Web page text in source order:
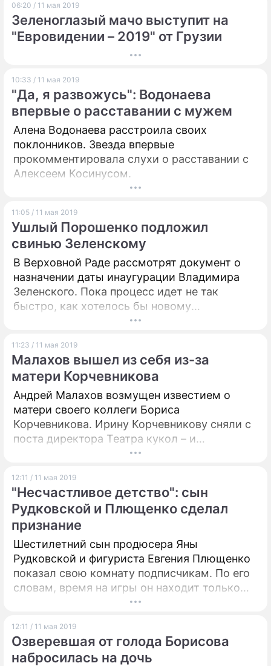
06:20 / 11 мая 2019
Зеленоглазый мачо выступит на
"Евровидении – 2019" от Грузии
10:33 / 11 мая 2019
"Да, я развожусь": Водонаева
впервые о расставании с мужем
Алена Водонаева расстроила своих
поклонников. Звезда впервые
прокомментировала слухи о расставании с
Алексеем Косинусом.
11:05 / 11 мая 2019
Ушлый Порошенко подложил
свинью Зеленскому
В Верховной Раде рассмотрят документ о
назначении даты инаугурации Владимира
Зеленского. Пока процесс идет не так
быстро, как хотелось бы новому
11:23 / 11 мая 2019
Малахов вышел из себя из-за
матери Корчевникова
Андрей Малахов возмущен известием о
матери своего коллеги Бориса
Корчевникова. Ирину Корчевникову сняли с
поста директора Театра кукол – и
телеведущий не понимает, о чем думают
12:11 / 11 мая 2019
"Несчастливое детство": сын
Рудковской и Плющенко сделал
признание
Шестилетний сын продюсера Яны
Рудковской и фигуриста Евгения Плющенко
показал свою комнату подписчикам. По его
словам, время на игры он находит только
между тренировками.
12:11 / 11 мая 2019
Озверевшая от голода Борисова
набросилась на дочь